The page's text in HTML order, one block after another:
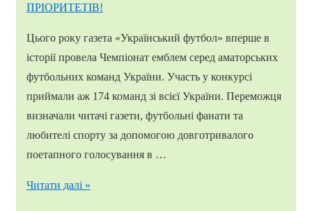
Цього року газета «Український футбол» вперше в
історії провела Чемпіонат емблем серед аматорських
футбольних команд України. Участь у конкурсі
приймали аж 174 команд зі всієї України. Переможця
визначали читачі газети, футбольні фанати та
любителі спорту за допомогою довготривалого
поетапного голосування в …
Нововоскресенський
Читати далі »